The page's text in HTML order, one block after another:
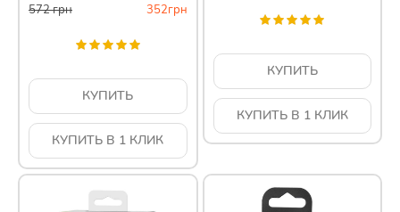
572грн 352грн
КУПИТЬ
КУПИТЬ В 1 КЛИК
КУПИТЬ
КУПИТЬ В 1 КЛИК